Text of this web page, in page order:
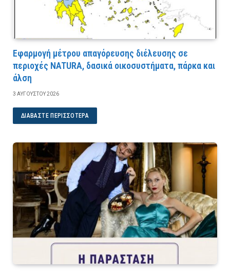
Εφαρμογή μέτρου απαγόρευσης διέλευσης σε
περιοχές NATURA, δασικά οικοσυστήματα, πάρκα και
άλση
3 ΑΥΓΟΎΣΤΟΥ 2026
ΔΙΑΒΆΣΤΕ ΠΕΡΙΣΣΌΤΕΡΑ